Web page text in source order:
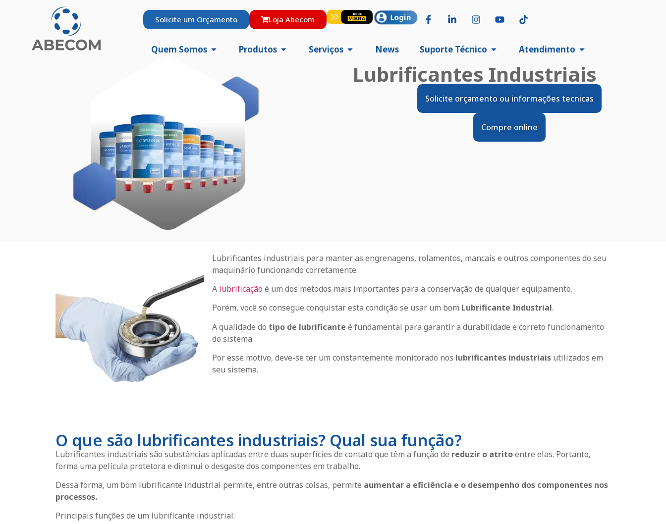
Solicite um Orçamento Loja Abecom
Quem Somos Produtos Serviços News Suporte Técnico Atendimento
Lubrificantes Industriais
Solicite orçamento ou informações tecnicas
Compre online
Lubrificantes industriais para manter as engrenagens, rolamentos, mancais e outros componentes do seu
maquinário funcionando corretamente.
A lubrificação é um dos métodos mais importantes para a conservação de qualquer equipamento.
Porém, você só consegue conquistar esta condição se usar um bom Lubrificante Industrial.
A qualidade do tipo de lubrificante é fundamental para garantir a durabilidade e correto funcionamento
do sistema.
Por esse motivo, deve-se ter um constantemente monitorado nos lubrificantes industriais utilizados em
seu sistema.
O que são lubrificantes industriais? Qual sua função?
Lubrificantes industriais são substâncias aplicadas entre duas superfícies de contato que têm a função de reduzir o atritoentre elas. Portanto,
forma uma película protetora e diminui o desgaste dos componentes em trabalho.
Dessa forma, um bom lubrificante industrial permite, entre outras coisas, permite aumentar a eficiência e o desempenho dos componentes nos
processos.
Principais funções de um lubrificante industrial: